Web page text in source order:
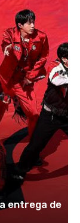
entrega de